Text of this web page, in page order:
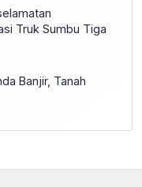
Truk Sumbu Tiga
Banjir, Tanah